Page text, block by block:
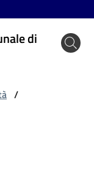
di
/